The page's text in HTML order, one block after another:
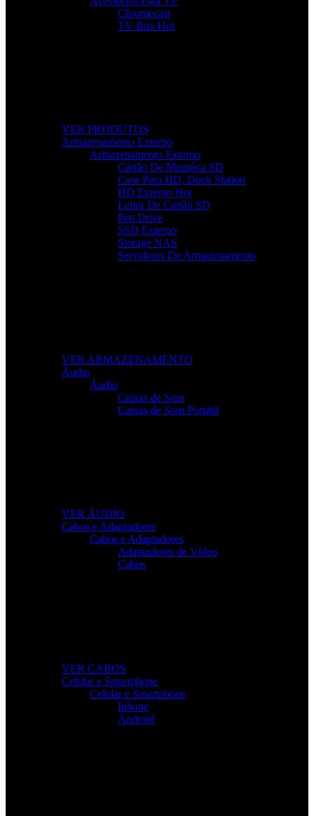
Chromecast
TV Box Hot
VER PRODUTOS
Armazenamento Externo
Armazenamento Externo
Cartão De Memória SD
Case Para HD, Dock Station
HD Externo Hot
Leitor De Cartão SD
Pen Drive
SSD Externo
Storage NAS
Servidores De Armazenamento
VER ARMAZENAMENTO
Áudio
Áudio
Caixas de Som
Caixas de Som Portátil
VER ÁUDIO
Cabos e Adaptadores
Cabos e Adaptadores
Adaptadores de Vídeo
Cabos
VER CABOS
Celular e Smartphone
Celular e Smartphone
Iphone
Android